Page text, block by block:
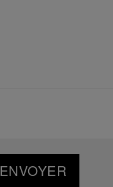
ENVOYER